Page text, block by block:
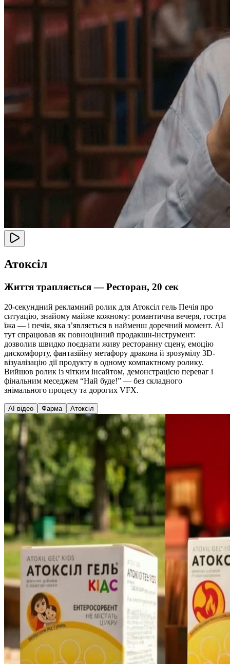
Атоксіл
Життя трапляється — Ресторан, 20 сек
20-секундний рекламний ролик для Атоксіл гель Печія про
ситуацію, знайому майже кожному: романтична вечеря, гостра
їжа — і печія, яка зʼявляється в найменш доречний момент. AI
тут спрацював як повноцінний продакшн-інструмент:
дозволив швидко поєднати живу ресторанну сцену, емоцію
дискомфорту, фантазійну метафору дракона й зрозумілу 3D-
візуалізацію дії продукту в одному компактному ролику.
Вийшов ролик із чітким інсайтом, демонстрацією переваг і
фінальним меседжем “Най буде!” — без складного
знімального процесу та дорогих VFX.
AI відео Фарма Атоксіл